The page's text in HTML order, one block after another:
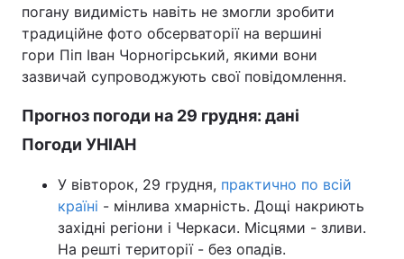
погану видимість навіть не змогли зробити
традиційне фото обсерваторії на вершині
гори Піп Іван Чорногірський, якими вони
зазвичай супроводжують свої повідомлення.
Прогноз погоди на 29 грудня: дані
Погоди УНІАН
У вівторок, 29 грудня, практично по всій
країні - мінлива хмарність. Дощі накриють
західні регіони і Черкаси. Місцями - зливи.
На решті території - без опадів.